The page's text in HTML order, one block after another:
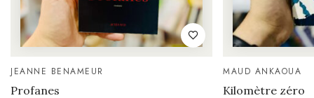
JEANNE BENAMEUR
Profanes
MAUD ANKAOUA
Kilomètre zéro